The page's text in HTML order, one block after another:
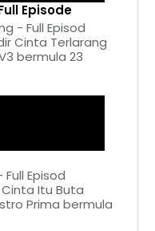
Episode
- Full Episod
Cinta Terlarang
bermula 23
Episod
Itu Buta
Prima bermula